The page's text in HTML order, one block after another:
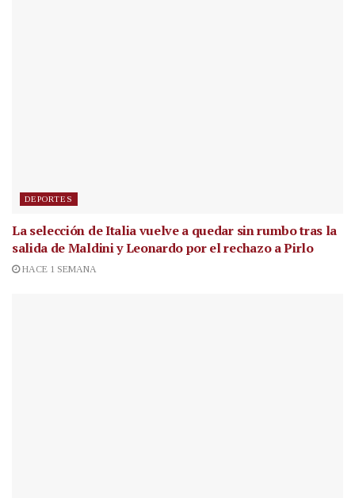
DEPORTES
La selección de Italia vuelve a quedar sin rumbo tras la
salida de Maldini y Leonardo por el rechazo a Pirlo
HACE 1 SEMANA